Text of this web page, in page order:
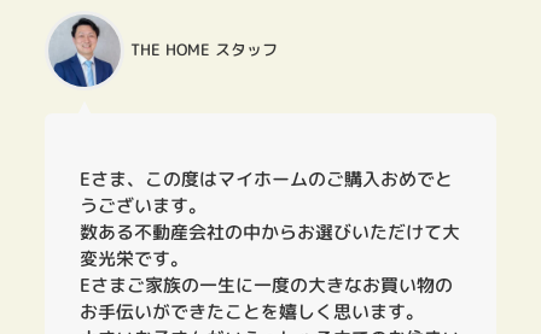
THE HOME スタッフ
Eさま、この度はマイホームのご購入おめでと
うございます。
数ある不動産会社の中からお選びいただけて大
変光栄です。
Eさまご家族の一生に一度の大きなお買い物の
お手伝いができたことを嬉しく思います。